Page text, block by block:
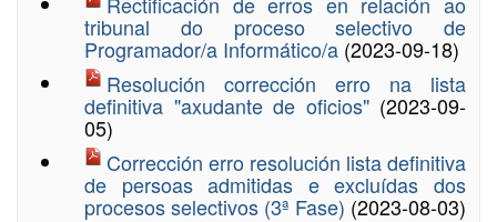
tribunal do proceso selectivo de
Programador/a Informático/a (2023-09-18)
Resolución corrección erro na lista
definitiva "axudante de oficios" (2023-09-
05)
Corrección erro resolución lista definitiva
de persoas admitidas e excluídas dos
procesos selectivos (3ª Fase) (2023-08-03)